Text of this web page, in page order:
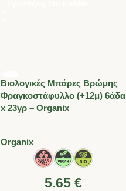
Βιολογικές Μπάρες Βρώμης
Φραγκοστάφυλλο (+12μ) 6άδα
x 23γρ – Organix
Organix
5.65 €